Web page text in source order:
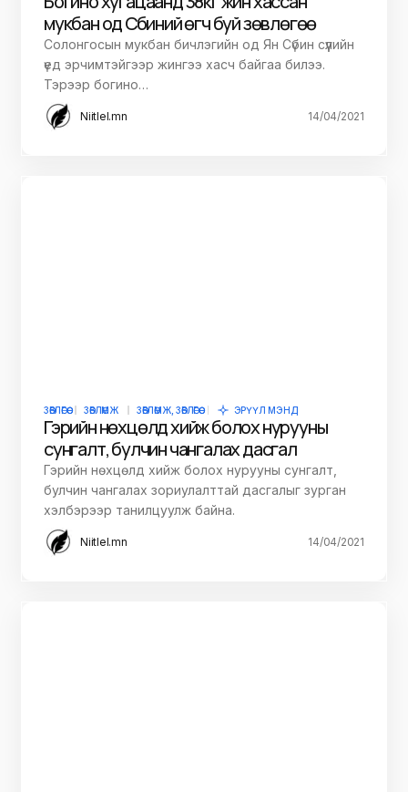
мукбан од Сүбиний өгч буй зөвлөгөө
Солонгосын мукбан бичлэгийн од Ян Сүбин сүүлийн
үед эрчимтэйгээр жингээ хасч байгаа билээ.
Тэрээр богино…
Niitlel.mn 14/04/2021
ЗӨВЛӨГӨӨ ЗӨВЛӨМЖ ЗӨВЛӨМЖ, ЗӨВЛӨГӨӨ ЭРҮҮЛ МЭНД
Гэрийн нөхцөлд хийж болох нурууны
сунгалт, булчин чангалах дасгал
Гэрийн нөхцөлд хийж болох нурууны сунгалт,
булчин чангалах зориулалттай дасгалыг зурган
хэлбэрээр танилцуулж байна.
Niitlel.mn 14/04/2021